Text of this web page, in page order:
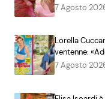
7 Agosto
Lorella
ventenne:
7 Agosto